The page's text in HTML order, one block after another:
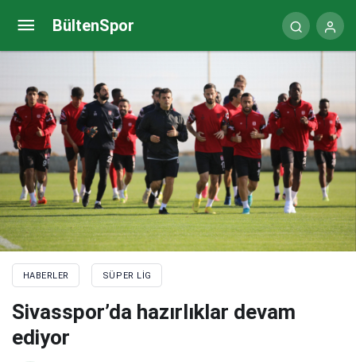
BültenSpor
HABERLER SÜPER LIG
Sivasspor’da hazırlıklar devam
ediyor
İtalyan devi Altay Bayındır’ın peşinde